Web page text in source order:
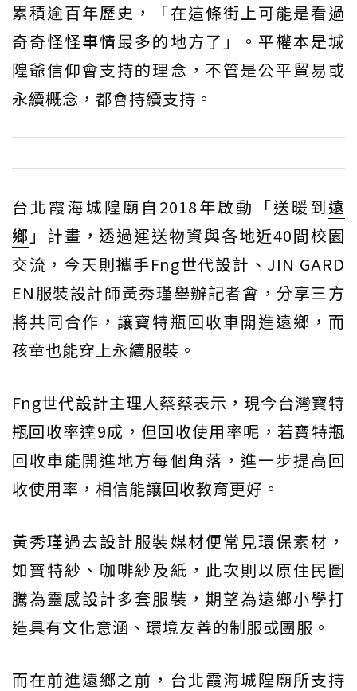
累積逾百年歷史，「在這條街上可能是看過
奇奇怪怪事情最多的地方了」。平權本是城
隍爺信仰會支持的理念，不管是公平貿易或
永續概念，都會持續支持。
台北霞海城隍廟自2018年啟動「送暖到遠
鄉 」計畫，透過運送物資與各地近40間校園
交流，今天則攜手Fng世代設計、JIN GARD
EN服裝設計師黃秀瑾舉辦記者會，分享三方
將共同合作，讓寶特瓶回收車開進遠鄉，而
孩童也能穿上永續服裝。
Fng世代設計主理人蔡蔡表示，現今台灣寶特
瓶回收率達9成，但回收使用率呢，若寶特瓶
回收車能開進地方每個角落，進一步提高回
收使用率，相信能讓回收教育更好。
黃秀瑾過去設計服裝媒材便常見環保素材，
如寶特紗、咖啡紗及紙，此次則以原住民圖
騰為靈感設計多套服裝，期望為遠鄉小學打
造具有文化意涵、環境友善的制服或團服。
而在前進遠鄉之前，台北霞海城隍廟所支持